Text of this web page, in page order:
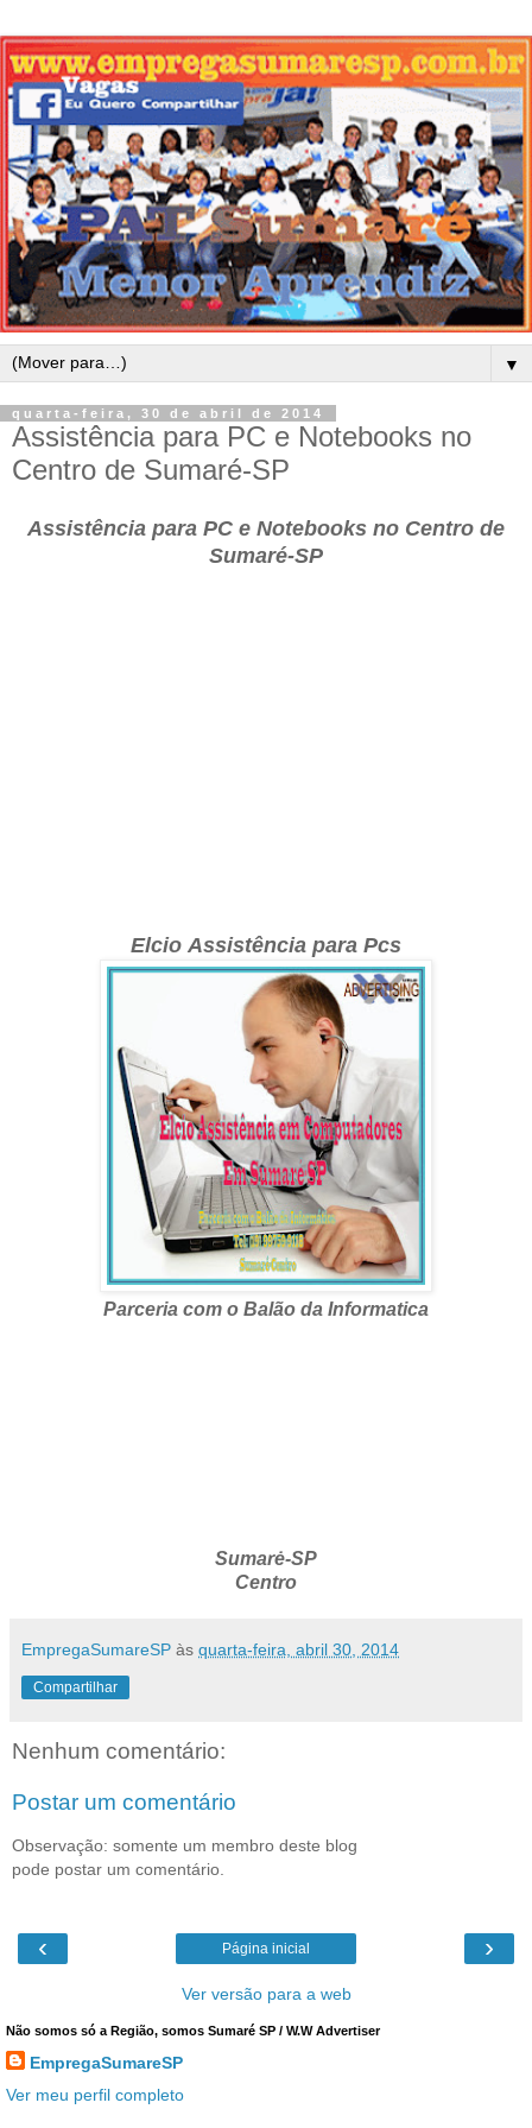
▼
quarta-feira, 30 de abril de 2014
Assistência para PC e Notebooks no
Centro de Sumaré-SP
Assistência para PC e Notebooks no Centro de
Sumaré-SP
Elcio Assistência para Pcs
Parceria com o Balão da Informatica
Sumarė-SP
Centro
EmpregaSumareSP às quarta-feira, abril 30, 2014
Compartilhar
Nenhum comentário:
Postar um comentário
Observação: somente um membro deste blog
pode postar um comentário.
‹ ›
Página inicial
Ver versão para a web
Não somos só a Região, somos Sumaré SP / W.W Advertiser
EmpregaSumareSP
Ver meu perfil completo